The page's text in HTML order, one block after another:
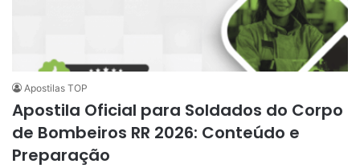
Apostilas TOP
Apostila Oficial para Soldados do Corpo
de Bombeiros RR 2026: Conteúdo e
Preparação